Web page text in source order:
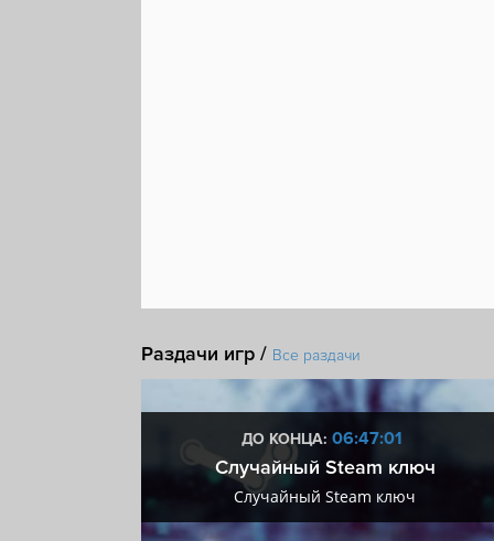
Раздачи игр / Все раздачи
ДО КОНЦА: 06:47:00
Случайный Steam ключ
Случайный Steam ключ